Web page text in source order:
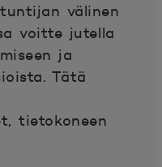
välinen
voitte jutella
ja
Tätä
tietokoneen